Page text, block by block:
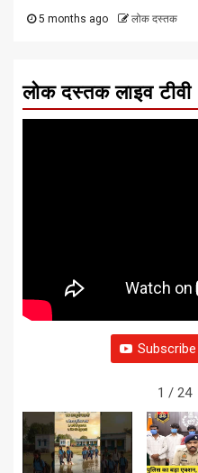
5 months ago लोक दस्तक
लोक दस्तक लाइव टीवी
1 / 24